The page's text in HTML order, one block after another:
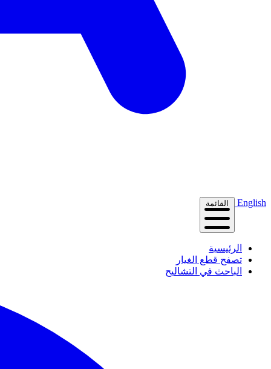
English القائمة
الرئيسية
تصفح قطع الغيار
الباحث في التشاليح